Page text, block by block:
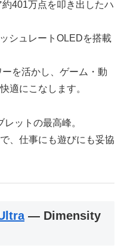
401万点を叩き出したハ
シュレートOLEDを搭載
を活かし、ゲーム・動
適にこなします。
ットの最高峰。
、仕事にも遊びにも妥協
― Dimensity